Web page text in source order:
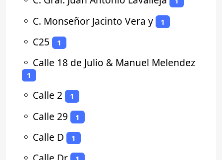
⚬ C. Monseñor Jacinto Vera y 1
⚬ C25 1
⚬ Calle 18 de Julio & Manuel Melendez
1
⚬ Calle 2 1
⚬ Calle 29 1
⚬ Calle D 1